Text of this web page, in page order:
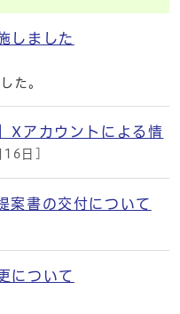
しました
た。
Xアカウントによる情
日]
案書の交付について
について